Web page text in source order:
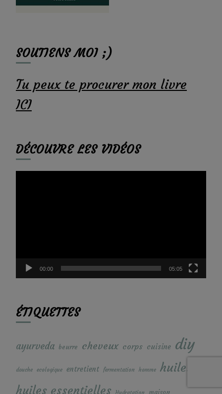
SOUTIENS MOI ;)
Tu peux te procurer mon livre
ICI
DÉCOUVRE LES VIDÉOS
00:00 05:05
ÉTIQUETTES
ayurveda beurre cheveux corps cuisine diy
douche ecologique entretient fermentation homme huiles
huiles essentielles Hydratation maison